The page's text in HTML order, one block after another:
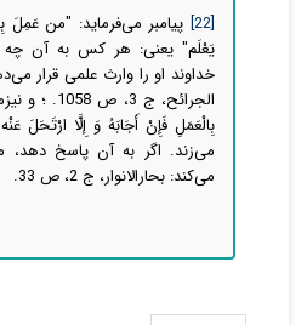
[22] پیامبر می‌فرماید: "من عَمِلَ
یَعْلَم‏" یعنی: هر کس به آن چه
خداوند او را وارث علمی قرار
الجرائح، ج
بِالْعَمَلِ فَإِنْ أَجَابَهُ وَ إِلَّا ارْتَحَلَ
می‌زند. اگر به آن پاسخ دهد،
می‌کند: بحارالانوار، ج 2‏، ص 33.